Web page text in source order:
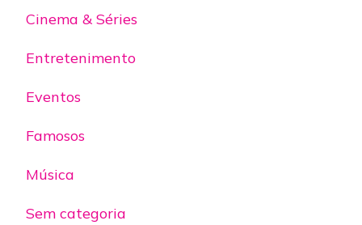
Cinema & Séries
Entretenimento
Eventos
Famosos
Música
Sem categoria